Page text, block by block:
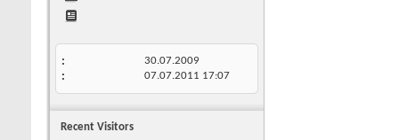
30.07.2009
07.07.2011 17:07
Recent Visitors